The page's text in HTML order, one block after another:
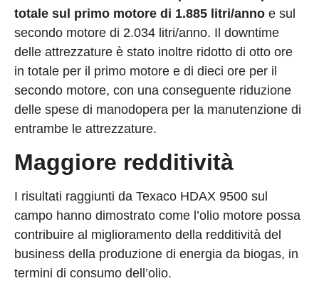
totale sul primo motore di 1.885 litri/anno e sul
secondo motore di 2.034 litri/anno. Il downtime
delle attrezzature è stato inoltre ridotto di otto ore
in totale per il primo motore e di dieci ore per il
secondo motore, con una conseguente riduzione
delle spese di manodopera per la manutenzione di
entrambe le attrezzature.
Maggiore redditività
I risultati raggiunti da Texaco HDAX 9500 sul
campo hanno dimostrato come l’olio motore possa
contribuire al miglioramento della redditività del
business della produzione di energia da biogas, in
termini di consumo dell’olio.